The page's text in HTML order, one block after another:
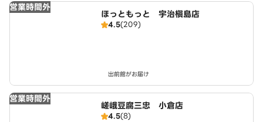
営業時間外
ほっともっと 宇治槇島店
4.5(209)
出前館がお届け
営業時間外
嵯峨豆腐三忠 小倉店
4.5(8)